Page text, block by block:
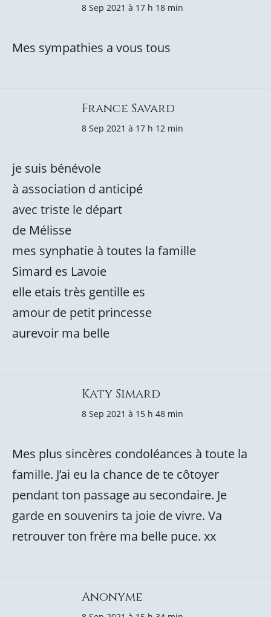
8 Sep 2021 à 17 h 18 min
Mes sympathies a vous tous
France Savard
8 Sep 2021 à 17 h 12 min
je suis bénévole
à association d anticipé
avec triste le départ
de Mélisse
mes synphatie à toutes la famille
Simard es Lavoie
elle etais très gentille es
amour de petit princesse
aurevoir ma belle
Katy Simard
8 Sep 2021 à 15 h 48 min
Mes plus sincères condoléances à toute la
famille. J’ai eu la chance de te côtoyer
pendant ton passage au secondaire. Je
garde en souvenirs ta joie de vivre. Va
retrouver ton frère ma belle puce. xx
Anonyme